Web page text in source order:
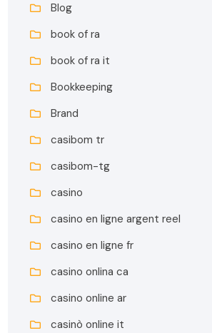
Blog
book of ra
book of ra it
Bookkeeping
Brand
casibom tr
casibom-tg
casino
casino en ligne argent reel
casino en ligne fr
casino onlina ca
casino online ar
casinò online it